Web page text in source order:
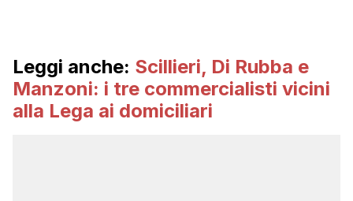
Leggi anche: Scillieri, Di Rubba e
Manzoni: i tre commercialisti vicini
alla Lega ai domiciliari